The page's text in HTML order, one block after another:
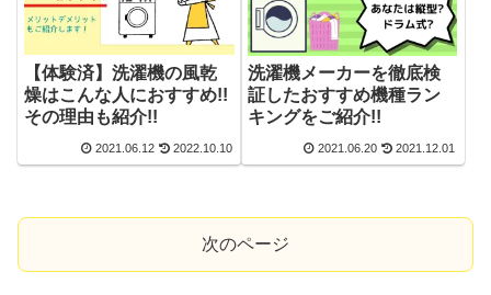
【体験済】洗濯機の風乾
燥はこんな人におすすめ!!
その理由も紹介!!
2021.06.12 2022.10.10
洗濯機メーカーを徹底検
証したおすすめ機種ラン
キングをご紹介!!
2021.06.20 2021.12.01
次のページ